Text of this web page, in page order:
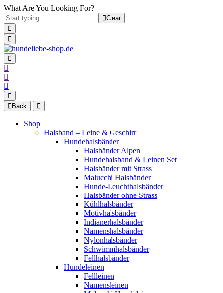
What Are You Looking For?
Clear
Back
Shop
Halsband – Leine & Geschirr
Hundehalsbänder
Halsbänder Alpen
Hundehalsband & Leinen Set
Halsbänder mit Strass
Malucchi Halsbänder
Hunde-Leuchthalsbänder
Halsbänder ohne Strass
Kühlhalsbänder
Motivhalsbänder
Indianerhalsbänder
Namenshalsbänder
Nylonhalsbänder
Schwimmhalsbänder
Fellhalsbänder
Hundeleinen
Fellleinen
Namensleinen